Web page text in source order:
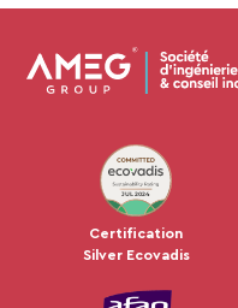
JUL 2024
Certification
Silver Ecovadis